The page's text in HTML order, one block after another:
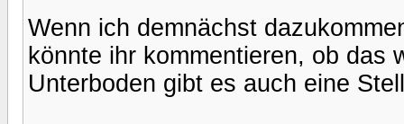
Wenn ich demnächst
könnte ihr kommentieren, ob das
Unterboden gibt es auch eine